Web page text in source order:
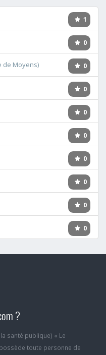
1
0
0
de Moyens)
0
0
0
0
0
0
0
?
santé publique) « Le
toute personne de